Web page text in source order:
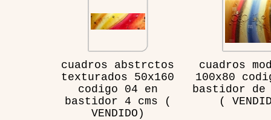
cuadros abstrctos
texturados 50x160
codigo 04 en
bastidor 4 cms (
VENDIDO)
cuadros
100x80
bastidor de
(